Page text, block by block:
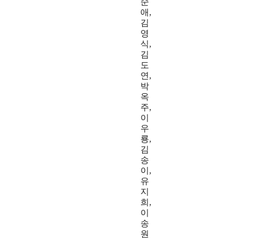
애,
김
영
식,
김
도
연,
박
옥
주,
이
우
룡,
김
송
이,
유
지
희,
이
송
원